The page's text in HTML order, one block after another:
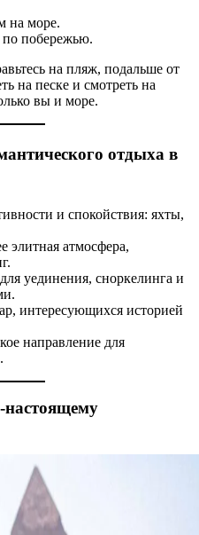
на море.
по побережью.
на пляж, подальше от
на песке и смотреть на
вы и море.
отдыха в
и спокойствия: яхты,
элитная атмосфера,
уединения, сноркелинга и
интересующихся историей
направление для
настоящему